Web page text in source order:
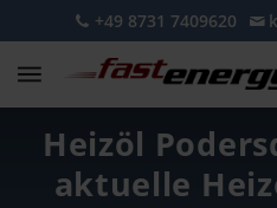
+49 8731 7409620
Heizöl
aktuelle